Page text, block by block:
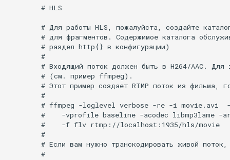
websocket-proxy
websocket
worker-events
        # HLS
# Для работы HLS, пожалуйста, создайте
# для фрагментов. Содержимое каталога
        # раздел http{} в конфигурации)
        #
# Входящий поток должен быть в H264/AAC. Для
        # (см. пример ffmpeg).
# Этот пример создает RTMP поток из фильма,
        #
# ffmpeg -loglevel verbose -re -i movie.avi
#    -vprofile baseline -acodec libmp3lame -
        #    -f flv rtmp://localhost:1935/hls/movie
        #
# Если вам нужно транскодировать живой
        #